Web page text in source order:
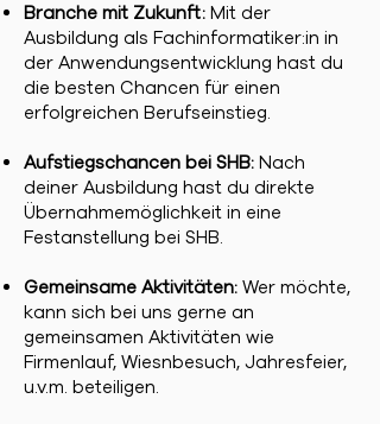
Branche mit Zukunft: Mit der
Ausbildung als Fachinformatiker:in in
der Anwendungsentwicklung hast du
die besten Chancen für einen
erfolgreichen Berufseinstieg.
Aufstiegschancen bei SHB: Nach
deiner Ausbildung hast du direkte
Übernahmemöglichkeit in eine
Festanstellung bei SHB.
Gemeinsame Aktivitäten: Wer möchte,
kann sich bei uns gerne an
gemeinsamen Aktivitäten wie
Firmenlauf, Wiesnbesuch, Jahresfeier,
u.v.m. beteiligen.